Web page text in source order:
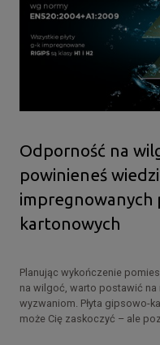
Odporność na
powinieneś
impregnowanych
kartonowych
Planując wykończenie
na wilgoć, warto postawić na
wyzwaniom. Płyta gipsowo-
może Cię zaskoczyć – ale